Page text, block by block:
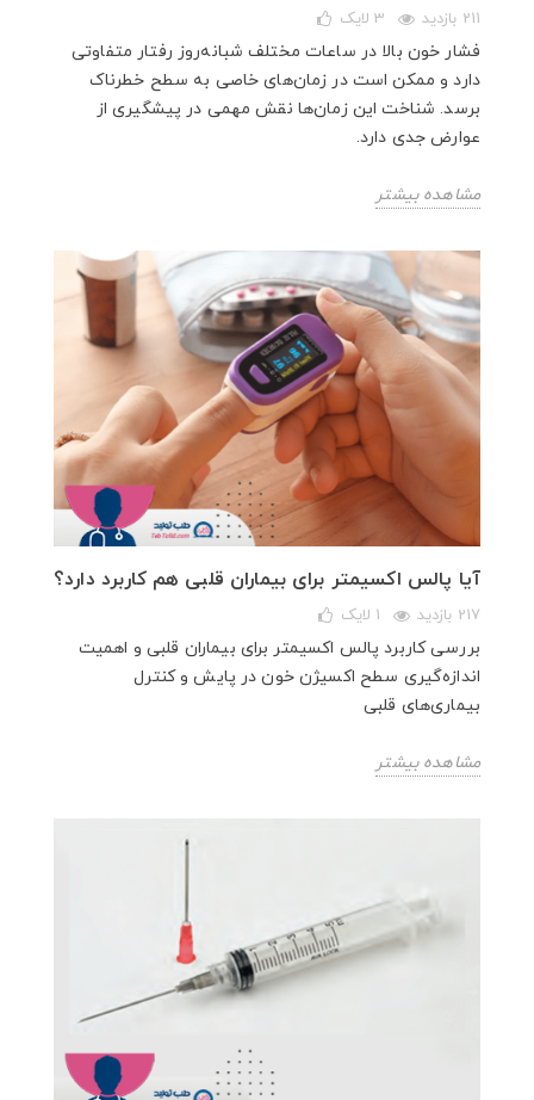
211 بازدید 3 لایک
فشار خون بالا در ساعات مختلف شبانه‌روز رفتار متفاوتی
دارد و ممکن است در زمان‌های خاصی به سطح خطرناک
برسد. شناخت این زمان‌ها نقش مهمی در پیشگیری از
عوارض جدی دارد.
مشاهده بیشتر
آیا پالس اکسیمتر برای بیماران قلبی هم کاربرد دارد؟
217 بازدید 1 لایک
بررسی کاربرد پالس اکسیمتر برای بیماران قلبی و اهمیت
اندازه‌گیری سطح اکسیژن خون در پایش و کنترل
بیماری‌های قلبی
مشاهده بیشتر